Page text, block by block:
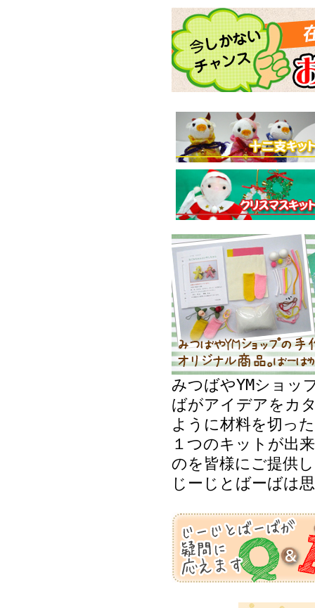
みつばやYMショッ
ばがアイデアをカ
ように材料を切っ
１つのキットが出
のを皆様にご提供
じーじとばーばは